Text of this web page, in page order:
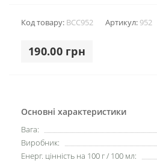
Код товару: BCC952 Артикул: 952
190.00 грн
Основні характеристики
Вага:
Виробник:
Енерг. цінність на 100 г / 100 мл: